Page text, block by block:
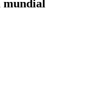
mundial